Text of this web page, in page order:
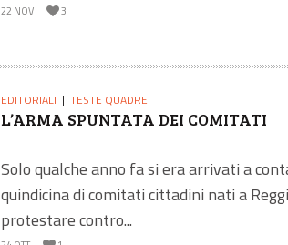
22 NOV 3
EDITORIALI TESTE QUADRE
L’ARMA SPUNTATA DEI COMITATI
Solo qualche anno fa si era arrivati a
quindicina di comitati cittadini nati a
protestare contro...